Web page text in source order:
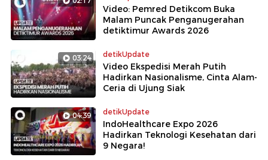
Video: Pemred Detikcom Buka
Malam Puncak Penganugerahan
detiktimur Awards 2026
03:24 detikUpdate
Video Ekspedisi Merah Putih
Hadirkan Nasionalisme, Cinta Alam-
Ceria di Ujung Siak
04:39 detikUpdate
IndoHealthcare Expo 2026
Hadirkan Teknologi Kesehatan dari
9 Negara!